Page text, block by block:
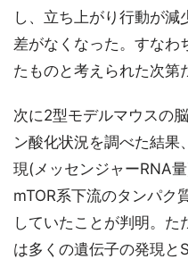
し、立ち上がり行動が減
差がなくなった。すなわ
たものと考えられた次第
次に2型モデルマウスの
ン酸化状況を調べた結果
現(メッセンジャーRNA
mTOR系下流のタンパク
していたことが判明。た
は多くの遺伝子の発現と